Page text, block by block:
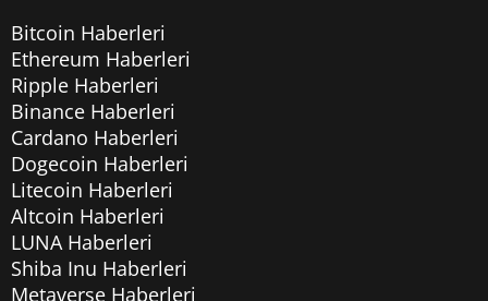
Bitcoin Haberleri
Ethereum Haberleri
Ripple Haberleri
Binance Haberleri
Cardano Haberleri
Dogecoin Haberleri
Litecoin Haberleri
Altcoin Haberleri
LUNA Haberleri
Shiba Inu Haberleri
Metaverse Haberleri